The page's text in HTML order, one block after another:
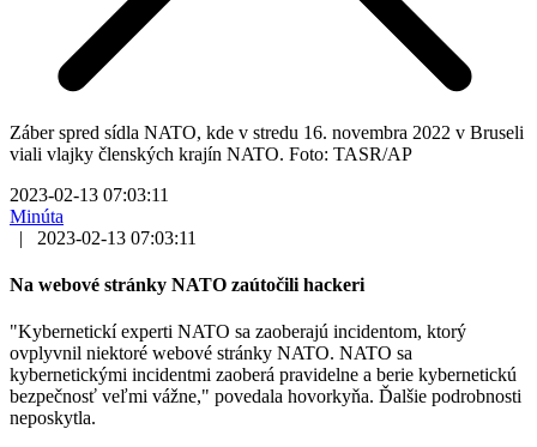
Záber spred sídla NATO, kde v stredu 16. novembra 2022 v Bruseli
viali vlajky členských krajín NATO. Foto: TASR/AP
2023-02-13 07:03:11
Minúta
|
2023-02-13 07:03:11
Na webové stránky NATO zaútočili hackeri
"Kybernetickí experti NATO sa zaoberajú incidentom, ktorý
ovplyvnil niektoré webové stránky NATO. NATO sa
kybernetickými incidentmi zaoberá pravidelne a berie kybernetickú
bezpečnosť veľmi vážne," povedala hovorkyňa. Ďalšie podrobnosti
neposkytla.